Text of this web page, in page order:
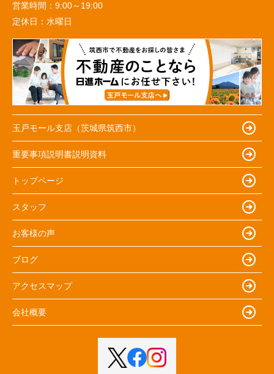
営業時間： 9:00～19:00
定休日： 水曜日
玉戸モール支店（茨城県筑西市）
重要事項説明書説明資料
トップページ
スタッフ
お客様の声
ブログ
アクセスマップ
会社概要